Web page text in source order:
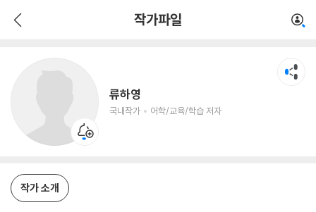
작가파일
류하영
국내작가 어학/교육/학습 저자
어학/교육/학습 저자
작가 소개